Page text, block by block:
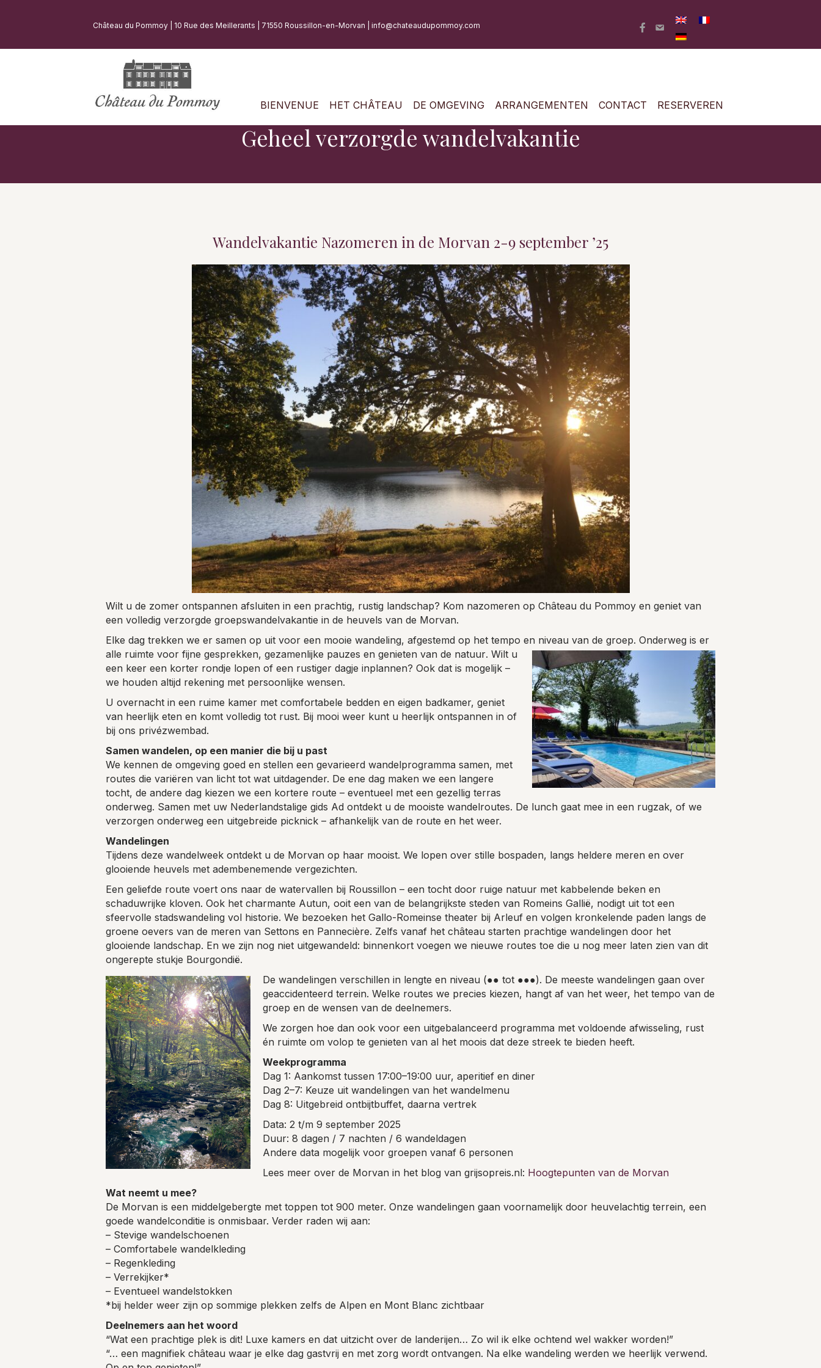
Château du Pommoy | 10 Rue des Meillerants | 71550 Roussillon-en-Morvan | info@chateaudupommoy.com
BIENVENUE HET CHÂTEAU DE OMGEVING ARRANGEMENTEN CONTACT RESERVEREN
Geheel verzorgde wandelvakantie
Wandelvakantie Nazomeren in de Morvan 2-9 september ’25
Wilt u de zomer ontspannen afsluiten in een prachtig, rustig landschap? Kom nazomeren op Château du Pommoy en geniet van
een volledig verzorgde groepswandelvakantie in de heuvels van de Morvan.
Elke dag trekken we er samen op uit voor een mooie wandeling, afgestemd op het tempo en niveau van de groep. Onderweg is er
alle ruimte voor fijne gesprekken, gezamenlijke pauzes en genieten van de natuur. Wilt u
een keer een korter rondje lopen of een rustiger dagje inplannen? Ook dat is mogelijk –
we houden altijd rekening met persoonlijke wensen.
U overnacht in een ruime kamer met comfortabele bedden en eigen badkamer, geniet
van heerlijk eten en komt volledig tot rust. Bij mooi weer kunt u heerlijk ontspannen in of
bij ons privézwembad.
Samen wandelen, op een manier die bij u past
We kennen de omgeving goed en stellen een gevarieerd wandelprogramma samen, met
routes die variëren van licht tot wat uitdagender. De ene dag maken we een langere
tocht, de andere dag kiezen we een kortere route – eventueel met een gezellig terras
onderweg. Samen met uw Nederlandstalige gids Ad ontdekt u de mooiste wandelroutes. De lunch gaat mee in een rugzak, of we
verzorgen onderweg een uitgebreide picknick – afhankelijk van de route en het weer.
Wandelingen
Tijdens deze wandelweek ontdekt u de Morvan op haar mooist. We lopen over stille bospaden, langs heldere meren en over
glooiende heuvels met adembenemende vergezichten.
Een geliefde route voert ons naar de watervallen bij Roussillon – een tocht door ruige natuur met kabbelende beken en
schaduwrijke kloven. Ook het charmante Autun, ooit een van de belangrijkste steden van Romeins Gallië, nodigt uit tot een
sfeervolle stadswandeling vol historie. We bezoeken het Gallo-Romeinse theater bij Arleuf en volgen kronkelende paden langs de
groene oevers van de meren van Settons en Pannecière. Zelfs vanaf het château starten prachtige wandelingen door het
glooiende landschap. En we zijn nog niet uitgewandeld: binnenkort voegen we nieuwe routes toe die u nog meer laten zien van dit
ongerepte stukje Bourgondië.
De wandelingen verschillen in lengte en niveau (●● tot ●●●). De meeste wandelingen gaan over
geaccidenteerd terrein. Welke routes we precies kiezen, hangt af van het weer, het tempo van de
groep en de wensen van de deelnemers.
We zorgen hoe dan ook voor een uitgebalanceerd programma met voldoende afwisseling, rust
én ruimte om volop te genieten van al het moois dat deze streek te bieden heeft.
Weekprogramma
Dag 1: Aankomst tussen 17:00–19:00 uur, aperitief en diner
Dag 2–7: Keuze uit wandelingen van het wandelmenu
Dag 8: Uitgebreid ontbijtbuffet, daarna vertrek
Data: 2 t/m 9 september 2025
Duur: 8 dagen / 7 nachten / 6 wandeldagen
Andere data mogelijk voor groepen vanaf 6 personen
Lees meer over de Morvan in het blog van grijsopreis.nl: Hoogtepunten van de Morvan
Wat neemt u mee?
De Morvan is een middelgebergte met toppen tot 900 meter. Onze wandelingen gaan voornamelijk door heuvelachtig terrein, een
goede wandelconditie is onmisbaar. Verder raden wij aan:
– Stevige wandelschoenen
– Comfortabele wandelkleding
– Regenkleding
– Verrekijker*
– Eventueel wandelstokken
*bij helder weer zijn op sommige plekken zelfs de Alpen en Mont Blanc zichtbaar
Deelnemers aan het woord
“Wat een prachtige plek is dit! Luxe kamers en dat uitzicht over de landerijen… Zo wil ik elke ochtend wel wakker worden!”
“… een magnifiek château waar je elke dag gastvrij en met zorg wordt ontvangen. Na elke wandeling werden we heerlijk verwend.